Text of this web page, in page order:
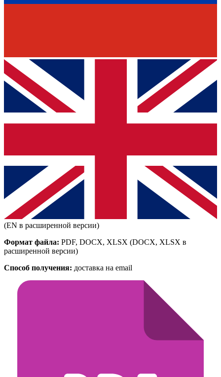
(EN в расширенной версии)
Формат файла: PDF, DOCX, XLSX (DOCX, XLSX в
расширенной версии)
Способ получения: доставка на email